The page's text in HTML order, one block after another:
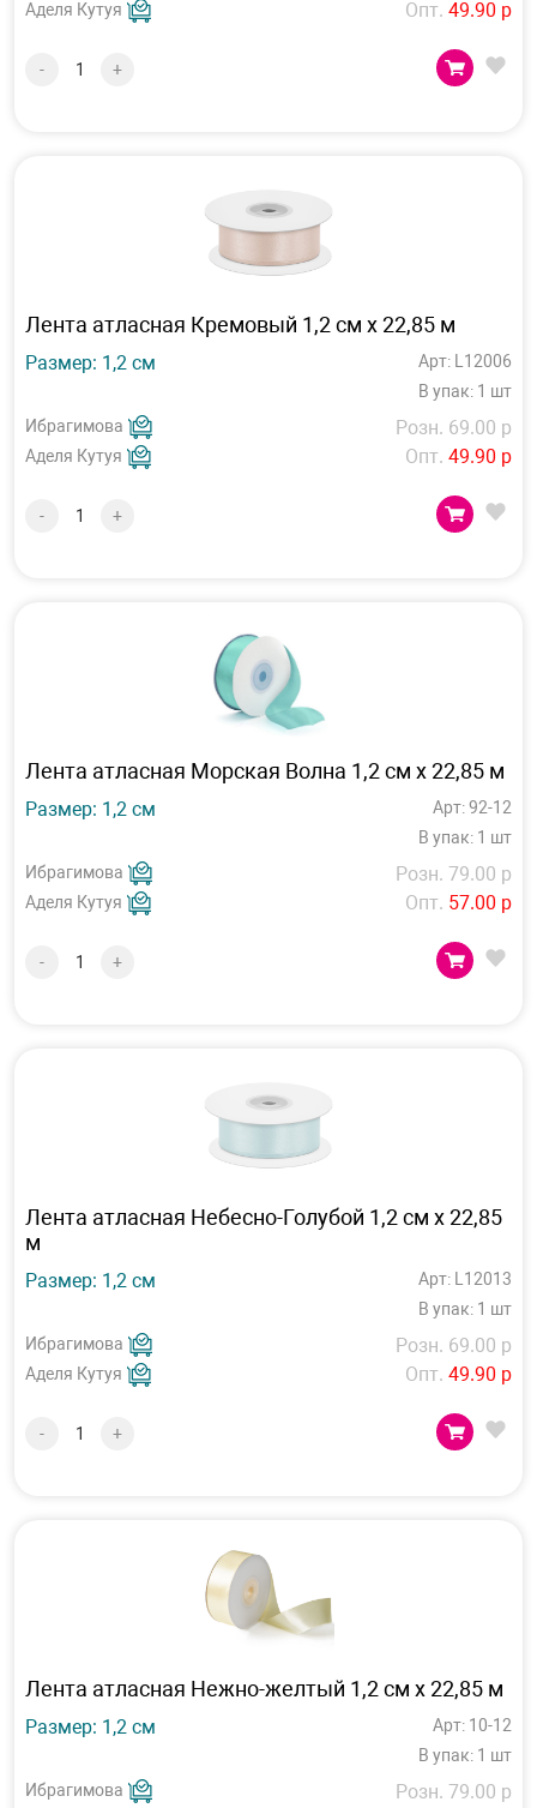
Аделя Кутуя Опт. 49.90 р
- +
Лента атласная Кремовый 1,2 см х 22,85 м
Размер: 1,2 см
Арт: L12006
В упак: 1 шт
Ибрагимова
Аделя Кутуя
Розн. 69.00 р
Опт. 49.90 р
- +
Лента атласная Морская Волна 1,2 см х 22,85 м
Размер: 1,2 см
Арт: 92-12
В упак: 1 шт
Ибрагимова
Аделя Кутуя
Розн. 79.00 р
Опт. 57.00 р
- +
Лента атласная Небесно-Голубой 1,2 см х 22,85
м
Размер: 1,2 см
Арт: L12013
В упак: 1 шт
Ибрагимова
Аделя Кутуя
Розн. 69.00 р
Опт. 49.90 р
- +
Лента атласная Нежно-желтый 1,2 см х 22,85 м
Размер: 1,2 см
Арт: 10-12
В упак: 1 шт
Ибрагимова
Розн. 79.00 р